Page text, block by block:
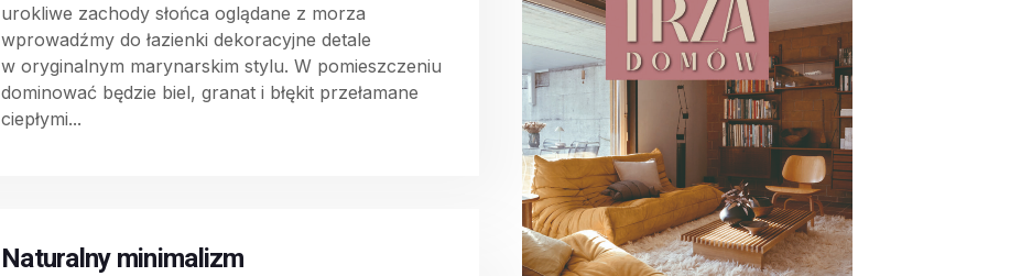
urokliwe zachody słońca oglądane z morza
wprowadźmy do łazienki dekoracyjne detale
w oryginalnym marynarskim stylu. W pomieszczeniu
dominować będzie biel, granat i błękit przełamane
ciepłymi...
Naturalny minimalizm